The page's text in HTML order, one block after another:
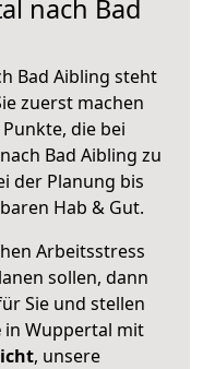
nach Bad
Bad Aibling steht
zuerst machen
die bei
Bad Aibling zu
der Planung bis
Hab & Gut.
Arbeitsstress
sollen, dann
Sie und stellen
in Wuppertal mit
, unsere